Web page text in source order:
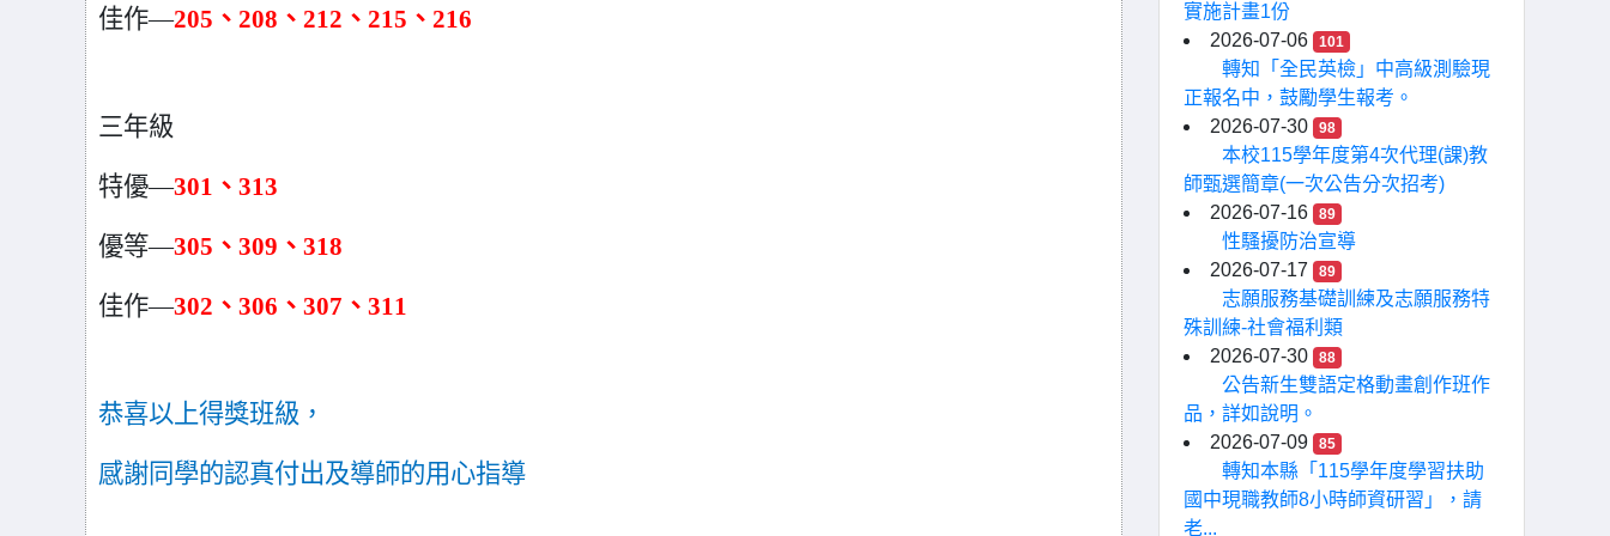
佳作—205 、208、212、215、216
三年級
特優—301 、313
優等—305 、309、318
佳作—302 、306、307、311
恭喜以上得獎班級，
感謝同學的認真付出及導師的用心指導
實施計畫1份
2026-07-06
101
轉知「全民英檢」中高級測驗現
正報名中，鼓勵學生報考。
2026-07-30
98
本校115學年度第4次代理(課)教
師甄選簡章(一次公告分次招考)
2026-07-16
89
性騷擾防治宣導
2026-07-17
89
志願服務基礎訓練及志願服務特
殊訓練-社會福利類
2026-07-30
88
公告新生雙語定格動畫創作班作
品，詳如說明。
2026-07-09
85
轉知本縣「115學年度學習扶助
國中現職教師8小時師資研習」，請
老...